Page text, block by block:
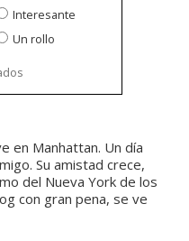
Interesante
Un rollo
en Manhattan. Un día
Su amistad crece,
del Nueva York de los
con gran pena, se ve